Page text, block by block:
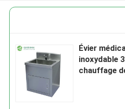
Évier
inoxydable
chauffage